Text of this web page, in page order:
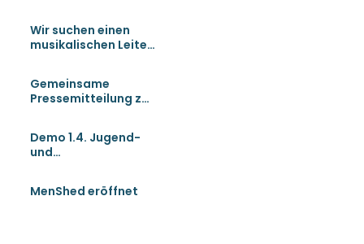
Wir suchen einen
musikalischen Leiter
Gemeinsame
Pressemitteilung zur
Demo 1.4. Jugend-
und
MenShed eröffnet